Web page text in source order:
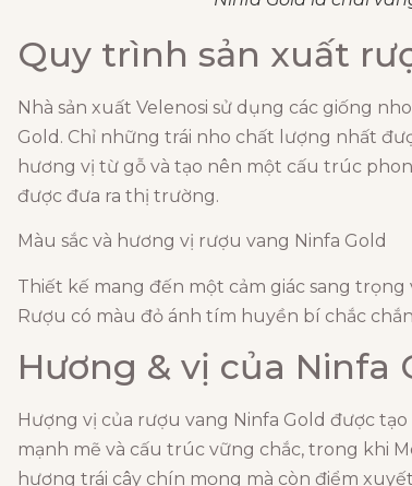
Quy trình sản xuất
Nhà sản xuất Velenosi sử dụng các giống
Gold. Chỉ những trái nho chất lượng nhất
hương vị từ gỗ và tạo nên một cấu trúc
được đưa ra thị trường.
Màu sắc và hương vị rượu vang Ninfa Gold
Thiết kế mang đến một cảm giác sang
Rượu có màu đỏ ánh tím huyền bí chắc
Hương & vị của Ninfa
Hượng vị của rượu vang Ninfa Gold được
mạnh mẽ và cấu trúc vững chắc, trong khi
hương trái cây chín mọng mà còn điểm